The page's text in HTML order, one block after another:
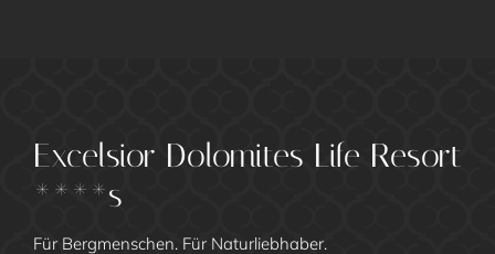
Excelsior Dolomites Life Resort
****s
Für Bergmenschen. Für Naturliebhaber.